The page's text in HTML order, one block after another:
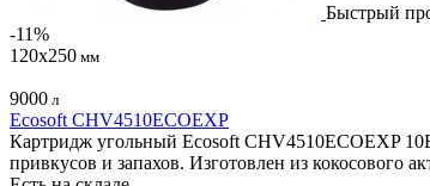
Быстрый
-11%
120х250 мм
9000 л
Ecosoft CHV4510ECOEXP
Картридж угольный Ecosoft CHV4510ECOEXP
привкусов и запахов. Изготовлен из кокосового